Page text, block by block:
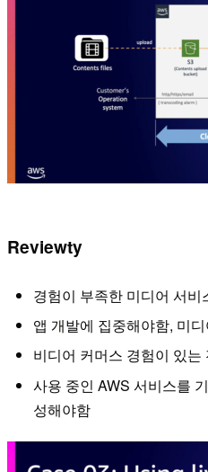
Reviewty
경험이 부족한 미디어 서
앱 개발에 집중해야함, 미
비디어 커머스 경험이 있
사용 중인 AWS 서비스를
성해야함